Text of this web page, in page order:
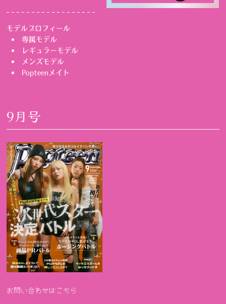
モデルプロフィール
専属モデル
レギュラーモデル
メンズモデル
Popteenメイト
9月号
お問い合わせはこちら